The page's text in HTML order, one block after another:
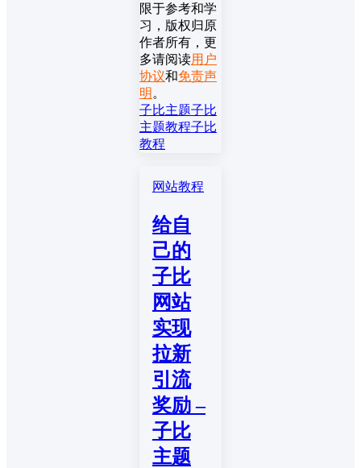
限于参考和学
习，版权归原
作者所有，更
多请阅读用户
协议和免责声
明 。
子比主题子比
主题教程子比
教程
网站教程
给自
己的
子比
网站
实现
拉新
引流
奖励 –
子比
主题